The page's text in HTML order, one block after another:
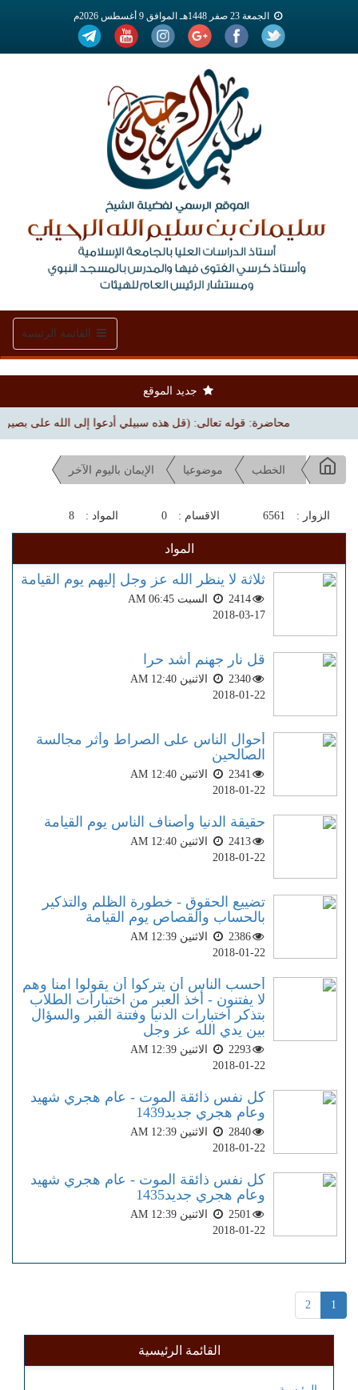
الجمعة 23 صفر 1448هـ الموافق 9 أغسطس 2026م
Toggle
navigation
القائمة الرئيسة
جديد الموقع
محاضرة: قوله تعالى: (قل هذه سبيلي أدعوا إلى الله على بصيرة) | بجامع
الخطب موضوعيا الإيمان باليوم الآخر
الزوار : 6561 الاقسام : 0 المواد : 8
المواد
ثلاثة لا ينظر الله عز وجل إليهم يوم القيامة
2414
السبت AM 06:45
2018-03-17
قل نار جهنم أشد حرا
2340
الاثنين AM 12:40
2018-01-22
أحوال الناس على الصراط وأثر مجالسة
الصالحين
2341
الاثنين AM 12:40
2018-01-22
حقيقة الدنيا وأصناف الناس يوم القيامة
2413
الاثنين AM 12:40
2018-01-22
تضييع الحقوق - خطورة الظلم والتذكير
بالحساب والقصاص يوم القيامة
2386
الاثنين AM 12:39
2018-01-22
أحسب الناس أن يتركوا أن يقولوا آمنا وهم
لا يفتنون - أخذ العبر من اختبارات الطلاب
بتذكر اختبارات الدنيا وفتنة القبر والسؤال
بين يدي الله عز وجل
2293
الاثنين AM 12:39
2018-01-22
كل نفس ذائقة الموت - عام هجري شهيد
وعام هجري جديد1439
2840
الاثنين AM 12:39
2018-01-22
كل نفس ذائقة الموت - عام هجري شهيد
وعام هجري جديد1435
2501
الاثنين AM 12:39
2018-01-22
1
2
القائمة الرئيسية